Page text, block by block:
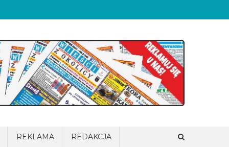
REKLAMA REDAKCJA